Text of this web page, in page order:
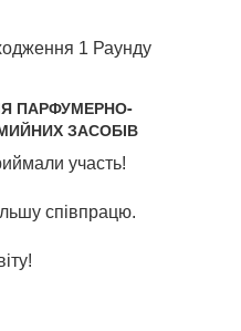
1 Раунду
ПАРФУМЕРНО-
ЗАСОБІВ
участь!
співпрацю.